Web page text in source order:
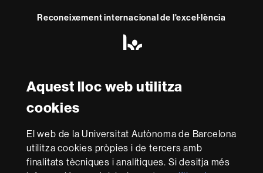
Aquest lloc web utilitza
cookies
El web de la Universitat Autònoma de Barcelona
utilitza cookies pròpies i de tercers amb
finalitats tècniques i analítiques. Si desitja més
Reconeixement internacional de l'excel·lència
-
Euraxess
Amb el finançament de
Sobre
aquest
web
Avís legal Protecció de dades Sobre el